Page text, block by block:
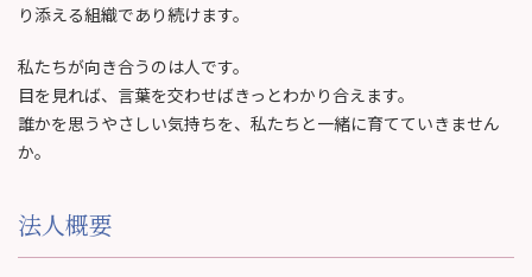
り添える組織であり続けます。
私たちが向き合うのは人です。
目を見れば、言葉を交わせばきっとわかり合えます。
誰かを思うやさしい気持ちを、私たちと一緒に育てていきません
か。
法人概要